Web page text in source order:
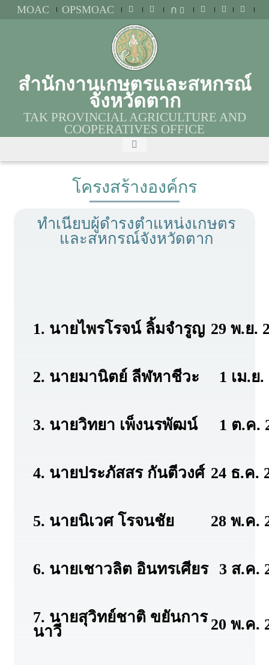
MOAC OPSMOAC ก
สำนักงานเกษตรและสหกรณ์
จังหวัดตาก
TAK PROVINCIAL AGRICULTURE AND
COOPERATIVES OFFICE
โครงสร้างองค์กร
ทำเนียบผู้ดำรงตำแหน่งเกษตร
และสหกรณ์จังหวัดตาก
1. นายไพรโรจน์ ลิ้มจำรูญ 29 พ.ย.
2. นายมานิตย์ ลีฬหาชีวะ 1 เม.ย
3. นายวิทยา เพ็งนรพัฒน์ 1 ต.ค.
4. นายประภัสสร กันตีวงศ์ 24 ธ.ค.
5. นายนิเวศ โรจนชัย 28 พ.ค.
6. นายเชาวลิต อินทรเศียร 3 ส.ค.
7. นายสุวิทย์ชาติ ขยันการ
นาวี
20 พ.ค.